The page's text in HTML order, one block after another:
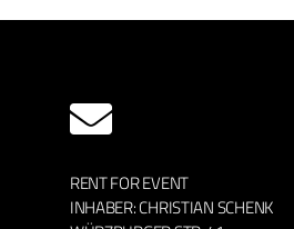
RENT FOR EVENT
INHABER: CHRISTIAN SCHENK